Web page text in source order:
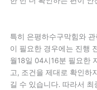
특히 은평하수구막힘와
이 필요한 경우에는 진행
월18일 04시16분 필요한
고, 조건을 제대로 확인하
길 수 있습니다. 따라서